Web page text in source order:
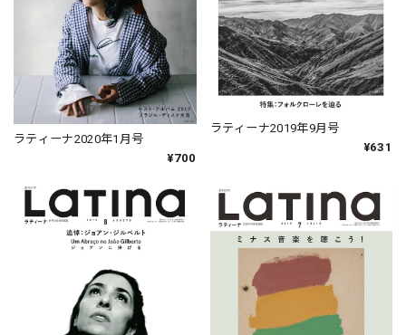
ラティーナ2020年1月号
¥700
ラティーナ2019年9月号
¥631